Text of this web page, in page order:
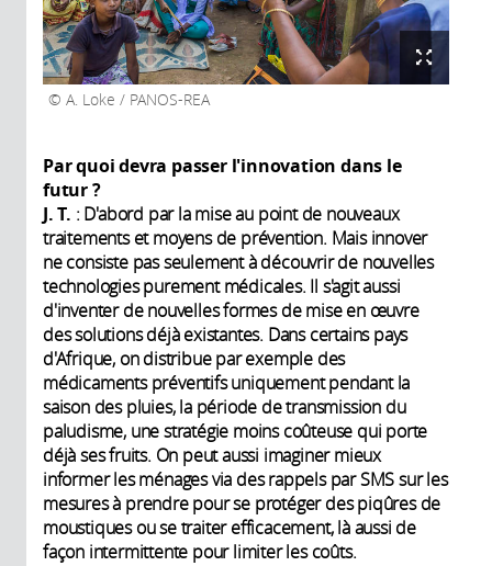
A. Loke / PANOS-REA
Par quoi devra passer l'innovation dans le
futur ?
J. T. : D'abord par la mise au point de nouveaux
traitements et moyens de prévention. Mais innover
ne consiste pas seulement à découvrir de nouvelles
technologies purement médicales. Il s'agit aussi
d'inventer de nouvelles formes de mise en œuvre
des solutions déjà existantes. Dans certains pays
d'Afrique, on distribue par exemple des
médicaments préventifs uniquement pendant la
saison des pluies, la période de transmission du
paludisme, une stratégie moins coûteuse qui porte
déjà ses fruits. On peut aussi imaginer mieux
informer les ménages via des rappels par SMS sur les
mesures à prendre pour se protéger des piqûres de
moustiques ou se traiter efficacement, là aussi de
façon intermittente pour limiter les coûts.